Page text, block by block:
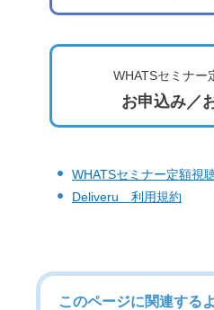
WHATSセミナー
お申込み／
WHATSセミナー定額
Deliveru 利用規約
このページに関連する